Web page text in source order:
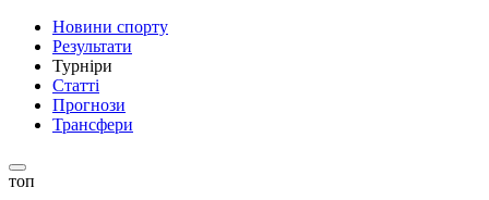
Новини спорту
Результати
Турніри
Статті
Прогнози
Трансфери
топ